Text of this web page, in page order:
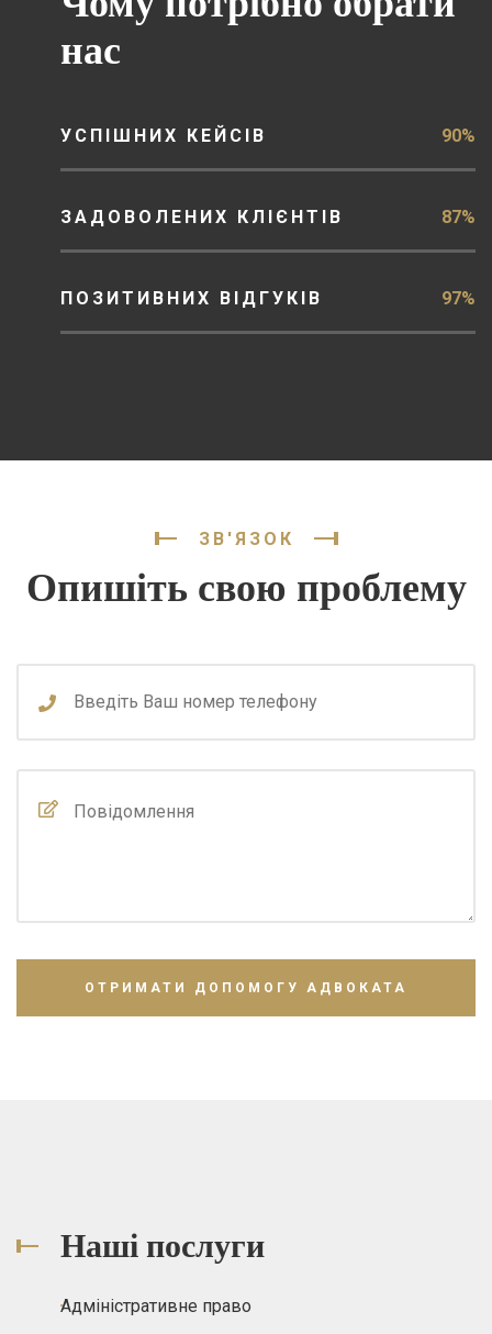
нас
УСПІШНИХ КЕЙСІВ 90%
ЗАДОВОЛЕНИХ КЛІЄНТІВ 87%
ПОЗИТИВНИХ ВІДГУКІВ 97%
ЗВ'ЯЗОК
Опишіть свою проблему
Наші послуги
Адміністративне право